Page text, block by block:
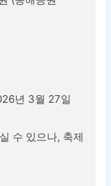
년 3월 27일
수 있으나, 축제